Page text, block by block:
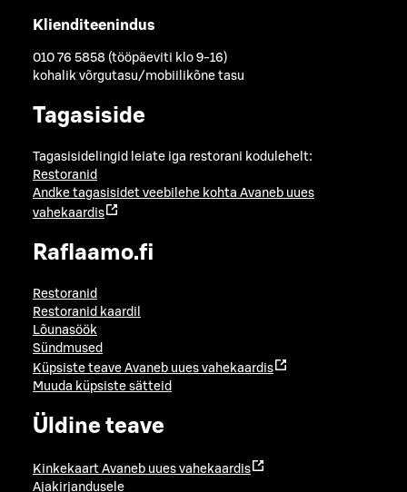
Klienditeenindus
010 76 5858 (tööpäeviti klo 9-16)
kohalik võrgutasu/mobiilikõne tasu
Tagasiside
Tagasisidelingid leiate iga restorani kodulehelt:
Restoranid
Andke tagasisidet veebilehe kohta Avaneb uues
vahekaardis
Raflaamo.fi
Restoranid
Restoranid kaardil
Lõunasöök
Sündmused
Küpsiste teave Avaneb uues vahekaardis
Muuda küpsiste sätteid
Üldine teave
Kinkekaart Avaneb uues vahekaardis
Ajakirjandusele